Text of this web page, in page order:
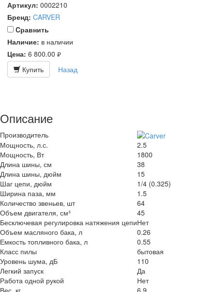
Артикул: 0002210
Бренд: CARVER
Cравнить
Наличие: в наличии
Цена: 6 800.00 руб.
Купить Назад
Описание
Производитель
Мощность, л.с.
2.5
Мощность, Вт
1800
Длина шины, см
38
Длина шины, дюйм
15
Шаг цепи, дюйм
1/4 (0.325)
Ширина паза, мм
1.5
Количество звеньев, шт
64
Объем двигателя, см³
45
Бесключевая регулировка натяжения цепиНет
Объем масляного бака, л
0.26
Емкость топливного бака, л
0.55
Класс пилы
бытовая
Уровень шума, дБ
110
Легкий запуск
Да
Работа одной рукой
Нет